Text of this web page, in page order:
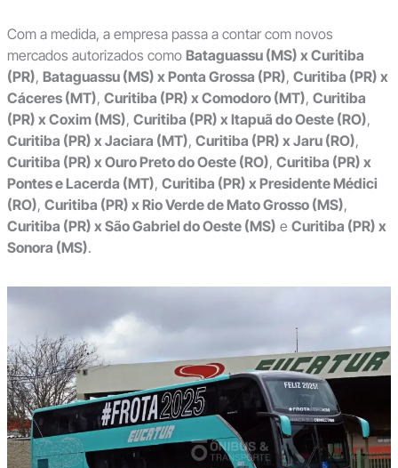
Com a medida, a empresa passa a contar com novos
mercados autorizados como Bataguassu (MS) x Curitiba
(PR), Bataguassu (MS) x Ponta Grossa (PR), Curitiba (PR) x
Cáceres (MT), Curitiba (PR) x Comodoro (MT), Curitiba
(PR) x Coxim (MS), Curitiba (PR) x Itapuã do Oeste (RO),
Curitiba (PR) x Jaciara (MT), Curitiba (PR) x Jaru (RO),
Curitiba (PR) x Ouro Preto do Oeste (RO), Curitiba (PR) x
Pontes e Lacerda (MT), Curitiba (PR) x Presidente Médici
(RO), Curitiba (PR) x Rio Verde de Mato Grosso (MS),
Curitiba (PR) x São Gabriel do Oeste (MS) e Curitiba (PR) x
Sonora (MS).